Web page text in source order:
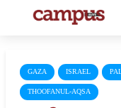
GAZA ISRAEL
THOOFANUL-AQSA